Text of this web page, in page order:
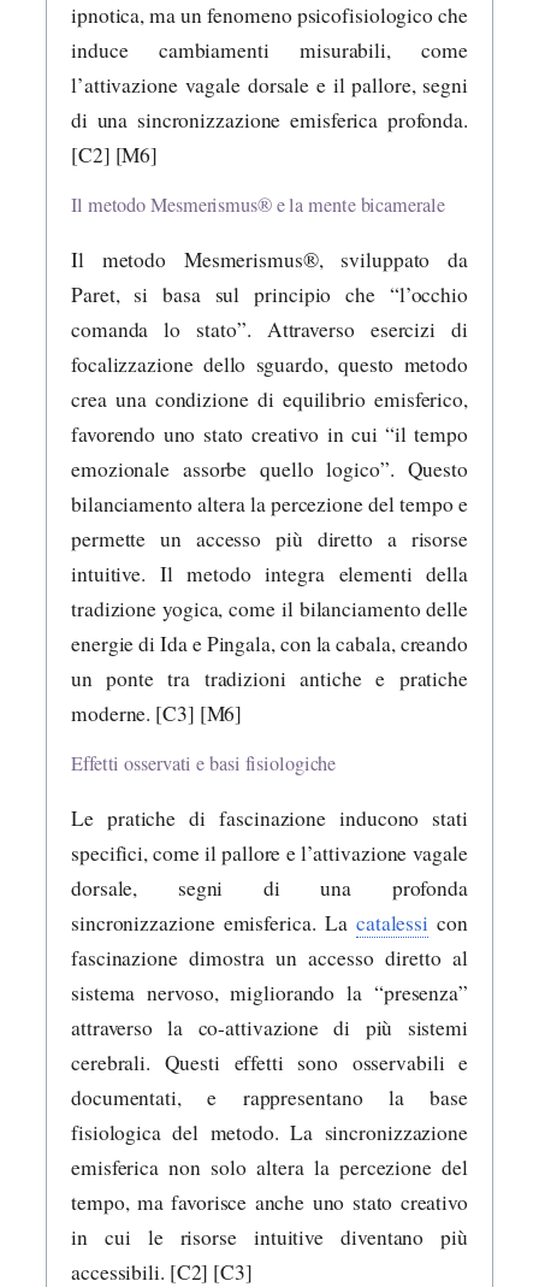
ipnotica, ma un fenomeno psicofisiologico che
induce cambiamenti misurabili, come
l’attivazione vagale dorsale e il pallore, segni
di una sincronizzazione emisferica profonda.
[C2] [M6]
Il metodo Mesmerismus® e la mente bicamerale
Il metodo Mesmerismus®, sviluppato da
Paret, si basa sul principio che “l’occhio
comanda lo stato”. Attraverso esercizi di
focalizzazione dello sguardo, questo metodo
crea una condizione di equilibrio emisferico,
favorendo uno stato creativo in cui “il tempo
emozionale assorbe quello logico”. Questo
bilanciamento altera la percezione del tempo e
permette un accesso più diretto a risorse
intuitive. Il metodo integra elementi della
tradizione yogica, come il bilanciamento delle
energie di Ida e Pingala, con la cabala, creando
un ponte tra tradizioni antiche e pratiche
moderne. [C3] [M6]
Effetti osservati e basi fisiologiche
Le pratiche di fascinazione inducono stati
specifici, come il pallore e l’attivazione vagale
dorsale, segni di una profonda
sincronizzazione emisferica. La catalessi con
fascinazione dimostra un accesso diretto al
sistema nervoso, migliorando la “presenza”
attraverso la co-attivazione di più sistemi
cerebrali. Questi effetti sono osservabili e
documentati, e rappresentano la base
fisiologica del metodo. La sincronizzazione
emisferica non solo altera la percezione del
tempo, ma favorisce anche uno stato creativo
in cui le risorse intuitive diventano più
accessibili. [C2] [C3]